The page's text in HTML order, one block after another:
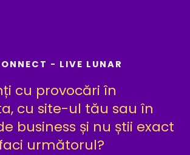
- LIVE LUNAR
cu provocări în
cu site-ul tău sau în
business și nu știi exact
următorul?